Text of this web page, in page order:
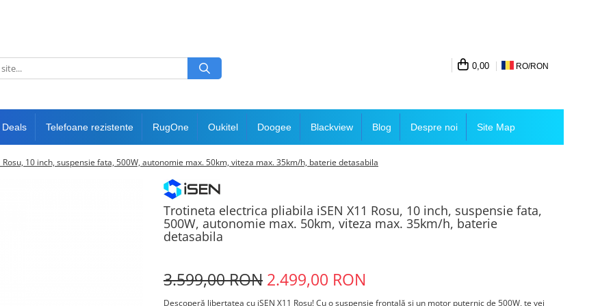
0,00 RO/RON
Deals Telefoane rezistente RugOne Oukitel Doogee Blackview Blog Despre noi Site Map
10 inch, suspensie fata, 500W, autonomie max. 50km, viteza max. 35km/h, baterie detasabila
Trotineta electrica pliabila iSEN X11 Rosu, 10 inch, suspensie fata,
500W, autonomie max. 50km, viteza max. 35km/h, baterie
detasabila
3.599,00 RON 2.499,00 RON
Descoperă libertatea cu iSEN X11 Rosu! Cu o suspensie frontală și un motor puternic de 500W, te vei